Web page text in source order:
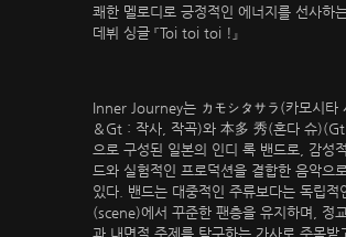
쾌한 멜로디로 긍정적인 에너지를 선사하
데뷔 싱글 『Toi toi toi !』
Inner Journey는 カモシタサラ(카모시타
＆Gt：작사, 작곡)와 本多 秀(혼다 슈
으로 구성된 일본의 인디 록 밴드로, 감성
드와 실험적인 프로덕션을 결합한 음악으
있다. 밴드는 대중적인 주류보다는 독립적
(scene)에서 꾸준한 팬층을 유지하며, 정
과 내면적 주제를 탐구하는 가사로 주목받